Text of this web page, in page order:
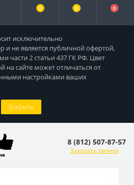
исключительно
не является публичной офертой,
части 2 статьи 437 ГК РФ. Цвет
на сайте может отличаться от
настройками ваших
Закрыть
0 0 0
8 (812) 507-87-57
Заказать звонок